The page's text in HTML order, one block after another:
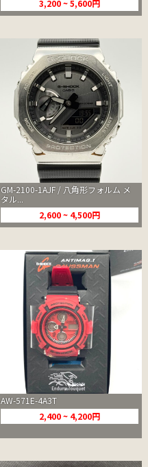
3,200 ~ 5,600円
GM-2100-1AJF / 八角形フォルム メ
タル...
2,600 ~ 4,500円
AW-571E-4A3T
2,400 ~ 4,200円